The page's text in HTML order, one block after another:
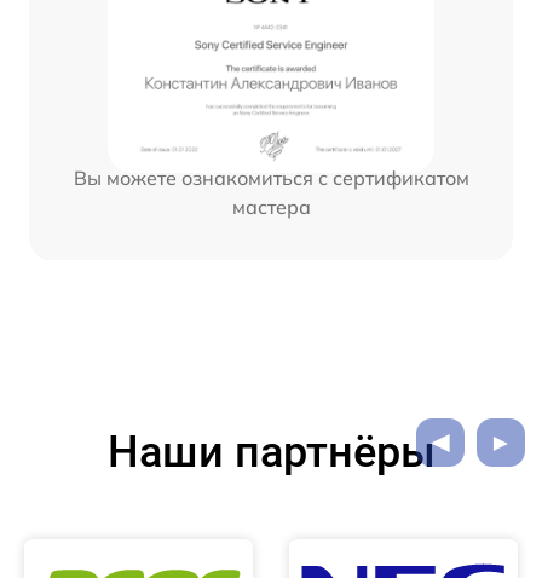
Вы можете ознакомиться с сертификатом
мастера
Наши партнёры